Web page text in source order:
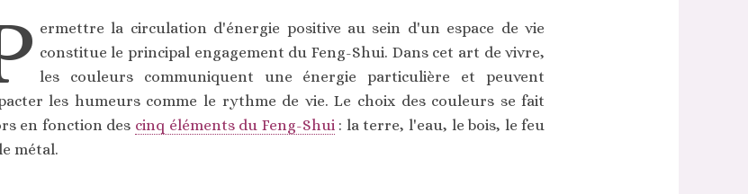
ermettre la circulation d'énergie positive au sein d'un espace de vie
constitue le principal engagement du Feng-Shui. Dans cet art de vivre,
les couleurs communiquent une énergie particulière et peuvent
les humeurs comme le rythme de vie. Le choix des couleurs se fait
en fonction des cinq éléments du Feng-Shui: la terre, l'eau, le bois, le feu
métal.